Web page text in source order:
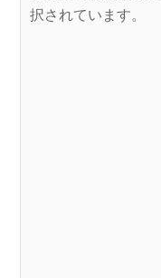
択されています。